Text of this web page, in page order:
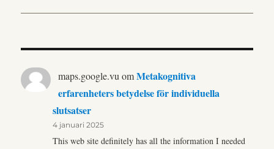
maps.google.vuomMetakognitiva
erfarenheters betydelse för individuella
slutsatser
4 januari 2025
This web site definitely has all the information I needed